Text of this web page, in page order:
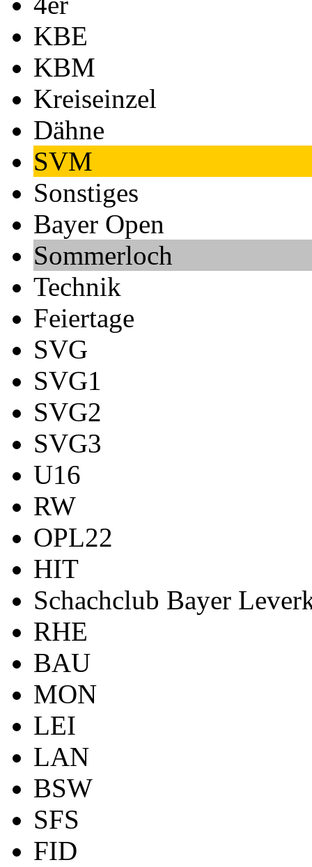
KBE
KBM
Kreiseinzel
Dähne
SVM
Sonstiges
Bayer Open
Sommerloch
Technik
Feiertage
SVG
SVG1
SVG2
SVG3
U16
RW
OPL22
HIT
Schachclub Bayer
RHE
BAU
MON
LEI
LAN
BSW
SFS
FID